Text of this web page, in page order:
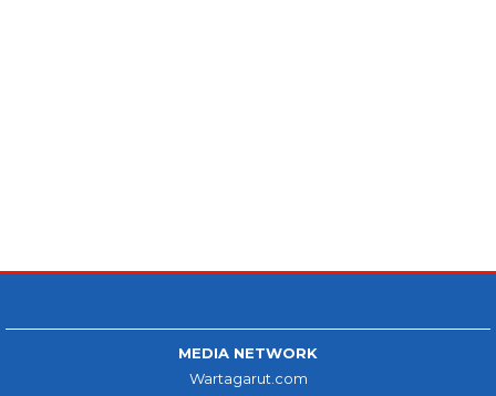
MEDIA NETWORK
Wartagarut.com